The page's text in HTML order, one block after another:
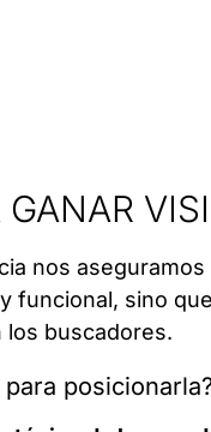
GANAR
nos
funcional, sino
los buscadores.